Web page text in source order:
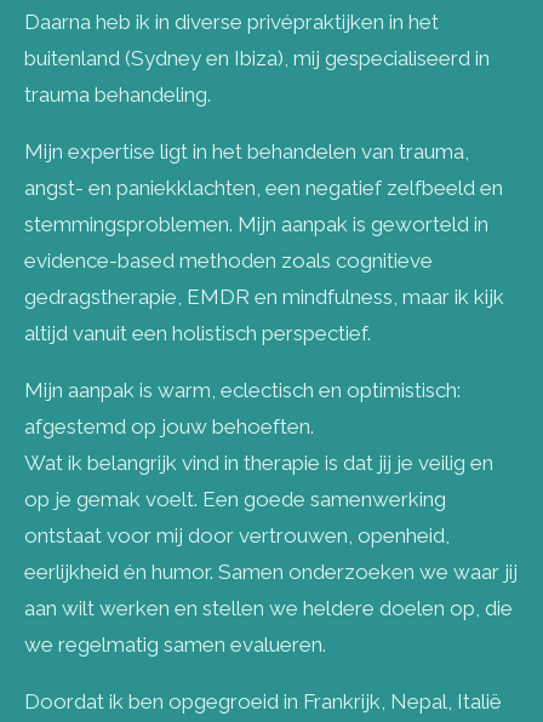
Daarna heb ik in diverse privépraktijken in het
buitenland (Sydney en Ibiza), mij gespecialiseerd in
trauma behandeling.
Mijn expertise ligt in het behandelen van trauma,
angst- en paniekklachten, een negatief zelfbeeld en
stemmingsproblemen. Mijn aanpak is geworteld in
evidence-based methoden zoals cognitieve
gedragstherapie, EMDR en mindfulness, maar ik kijk
altijd vanuit een holistisch perspectief.
Mijn aanpak is warm, eclectisch en optimistisch:
afgestemd op jouw behoeften.
Wat ik belangrijk vind in therapie is dat jij je veilig en
op je gemak voelt. Een goede samenwerking
ontstaat voor mij door vertrouwen, openheid,
eerlijkheid én humor. Samen onderzoeken we waar jij
aan wilt werken en stellen we heldere doelen op, die
we regelmatig samen evalueren.
Doordat ik ben opgegroeid in Frankrijk, Nepal, Italië